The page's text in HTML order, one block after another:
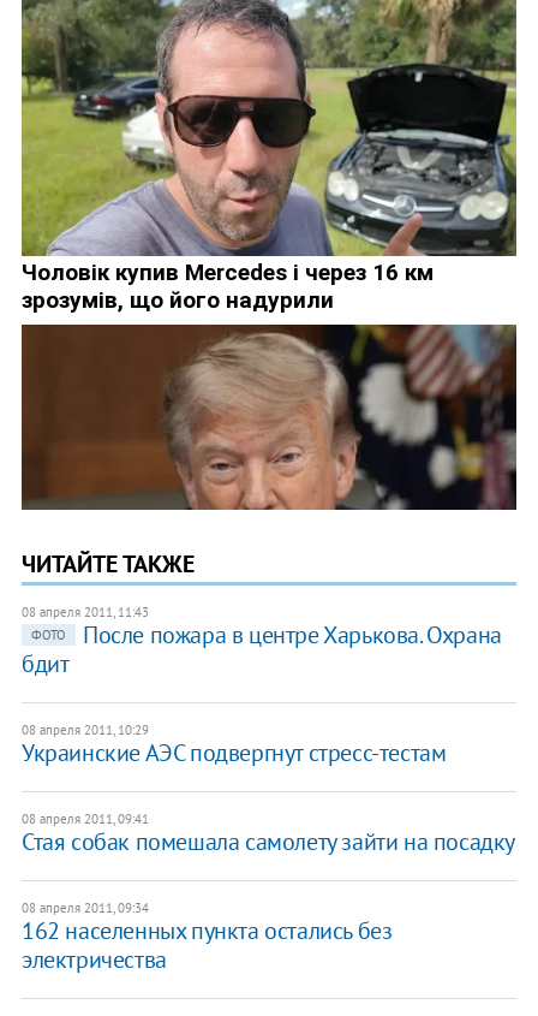
ЧИТАЙТЕ ТАКЖЕ
08 апреля 2011, 11:43
ФОТО
После пожара в центре Харькова. Охрана
бдит
08 апреля 2011, 10:29
Украинские АЭС подвергнут стресс-тестам
08 апреля 2011, 09:41
Стая собак помешала самолету зайти на посадку
08 апреля 2011, 09:34
162 населенных пункта остались без
электричества